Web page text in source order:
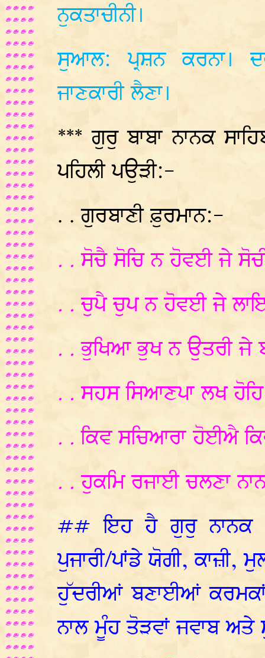
ਨੁਕਤਾਚੀਨੀ।
ਸੁਆਲ: ਪ੍ਰਸ਼ਨ ਕਰਨਾ।
ਜਾਣਕਾਰੀ ਲੈਣਾ।
*** ਗੁਰੁ ਬਾਬਾ ਨਾਨਕ
ਪਹਿਲੀ ਪਉੜੀ:-
. . ਗੁਰਬਾਣੀ ਫ਼ੁਰਮਾਨ:-
. .ਸੋਚੈ ਸੋਚਿ ਨ ਹੋਵਈ ਜੇ
. .ਚੁਪੈ ਚੁਪ ਨ ਹੋਵਈ ਜੇ
. .ਭੁਖਿਆ ਭੁਖ ਨ ਉਤਰੀ ਜੇ
. .ਸਹਸ ਸਿਆਣਪਾ ਲਖ ਹੋਹਿ
. .ਕਿਵ ਸਚਿਆਰਾ ਹੋਈਐ
. .ਹੁਕਮਿ ਰਜਾਈ ਚਲਣਾ
## ਇਹ ਹੈ ਗੁਰੁ ਨਾਨਕ
ਪੁਜਾਰੀ/ਪਾਂਡੇ ਯੋਗੀ,
ਹੁੱਦਰੀਆਂ ਬਣਾਈਆਂ
ਨਾਲ ਮੂੰਹ ਤੋੜਵਾਂ ਜਵਾਬ